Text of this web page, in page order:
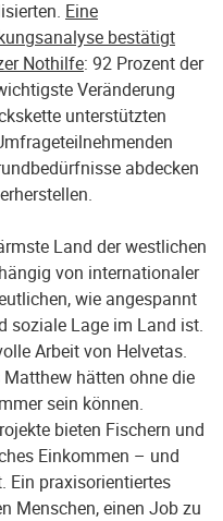
Eine
bestätigt
Nothilfe: 92 Prozent der
Veränderung
unterstützten
abdecken
Land der westlichen
von internationaler
wie angespannt
soziale Lage im Land ist.
Arbeit von Helvetas.
hätten ohne die
sein können.
bieten Fischern und
Einkommen – und
Ein praxisorientiertes
Menschen, einen Job zu